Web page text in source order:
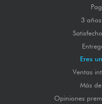
3
Eres
Ventas
Más
Opiniones